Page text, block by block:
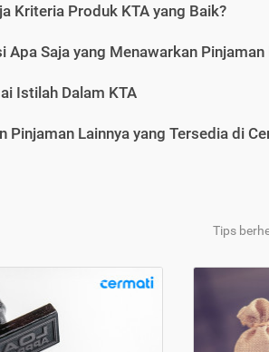
Kriteria Produk KTA yang Baik?
Apa Saja yang Menawarkan Pinjaman
Istilah Dalam KTA
Pinjaman Lainnya yang Tersedia di
Tips